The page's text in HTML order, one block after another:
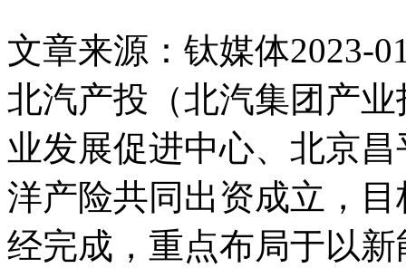
文章来源：钛媒体2023-
北汽产投（北汽集团产
业发展促进中心、北京
洋产险共同出资成立，
经完成，重点布局于以新